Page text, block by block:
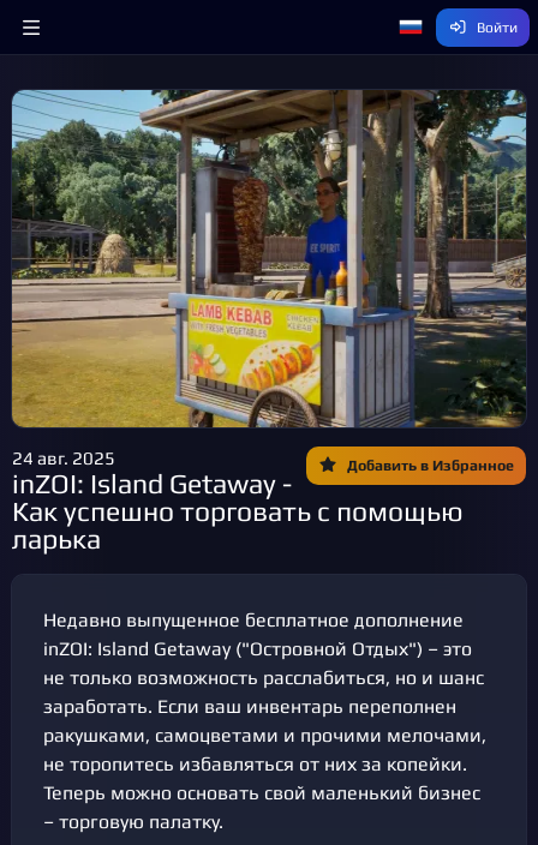
Войти
Добавить в Избранное
24 авг. 2025
inZOI: Island Getaway -
Как успешно торговать с помощью
ларька
Недавно выпущенное бесплатное дополнение
inZOI: Island Getaway ("Островной Отдых") – это
не только возможность расслабиться, но и шанс
заработать. Если ваш инвентарь переполнен
ракушками, самоцветами и прочими мелочами,
не торопитесь избавляться от них за копейки.
Теперь можно основать свой маленький бизнес
– торговую палатку.